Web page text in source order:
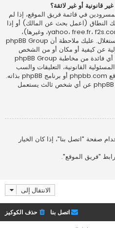
أو غير لائقة؟
في قائمة فريق الموقع، إذا لم
النطاق (اعمل بحث عن المالك) أو إذا
كان المنتدى في موقع مجاني (مثل yahoo، free.fr، f2s.com، وغيرها)،
فخاطب إدارة الموقع أو إدارة سوء الاستغلال. عليك ملاحظة أن phpBB Group
عن كيفية أو مكان أو من الشخص
الذي يستعمل هذا المنتدى. ليس هناك أي فائدة من مخاطبة phpBB Group
القانونية، التعليقات والسب
العلني، وغيرها) لها علاقة مباشرة بموقع phpbb.com أو برنامج phpBB بذاته.
إن أرسلت رسالة الكترونية لـ phpBB Group عن أي شخص ثالث يستعمل
صفحة "اتصل بنا"، إذا كان الخيار
"فريق الموقع".
الانتقال إلى
حذف الكوكيز اتصل بنا